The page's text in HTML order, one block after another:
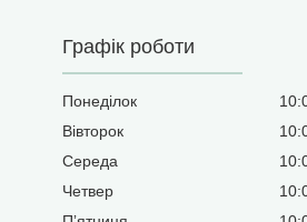
Графік роботи
Понеділок
Вівторок
Середа
Четвер